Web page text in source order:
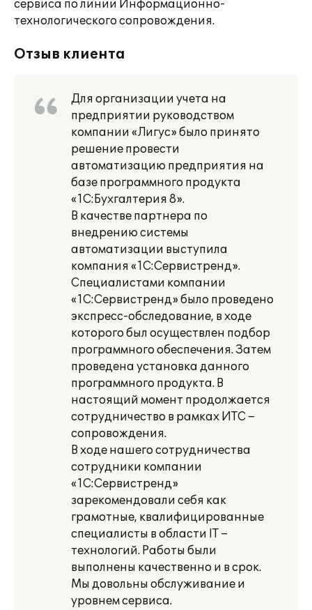
сервиса по линии Информационно-
технологического сопровождения.
Отзыв клиента
Для организации учета на
предприятии руководством
компании «Лигус» было принято
решение провести
автоматизацию предприятия на
базе программного продукта
«1С:Бухгалтерия 8».
В качестве партнера по
внедрению системы
автоматизации выступила
компания «1С:Сервистренд».
Специалистами компании
«1С:Сервистренд» было проведено
экспресс-обследование, в ходе
которого был осуществлен подбор
программного обеспечения. Затем
проведена установка данного
программного продукта. В
настоящий момент продолжается
сотрудничество в рамках ИТС –
сопровождения.
В ходе нашего сотрудничества
сотрудники компании
«1С:Сервистренд»
зарекомендовали себя как
грамотные, квалифицированные
специалисты в области IT –
технологий. Работы были
выполнены качественно и в срок.
Мы довольны обслуживание и
уровнем сервиса.